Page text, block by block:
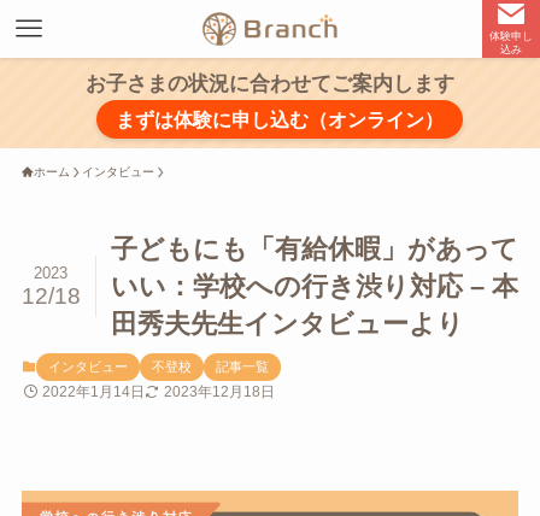
体験申し
込み
お子さまの状況に合わせてご案内します
まずは体験に申し込む（オンライン）
ホーム インタビュー
子どもにも「有給休暇」があって
いい：学校への行き渋り対応 – 本
田秀夫先生インタビューより
2023
12/18
インタビュー 不登校 記事一覧
2022年1月14日 2023年12月18日